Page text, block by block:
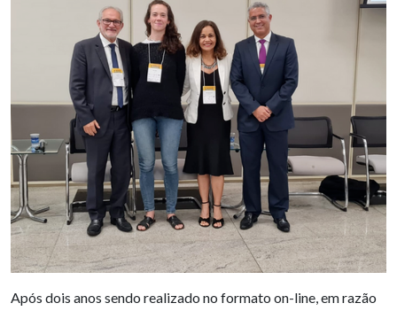
Após dois anos sendo realizado no formato on-line, em razão